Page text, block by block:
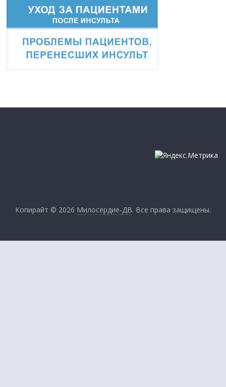
Копирайт © 2026 Милосердие-ДВ. Все права защищены.